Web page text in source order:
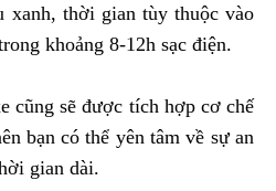
xanh, thời gian tùy thuộc vào
khoảng 8-12h sạc điện.
cũng sẽ được tích hợp cơ chế
bạn có thể yên tâm về sự an
gian dài.